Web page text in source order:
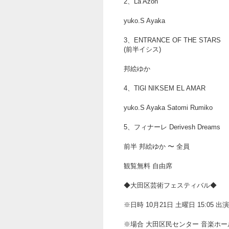
2、La Azon
yuko.S Ayaka
3、ENTRANCE OF THE STARS
(前半イシス)
邦絵ゆか
4、TlGl NIKSEM EL AMAR
yuko.S Ayaka Satomi Rumiko
5、フィナーレ Derivesh Dreams
前半 邦絵ゆか 〜 全員
観覧無料 自由席
◆大田区芸術フェスティバル◆
※日時 10月21日 土曜日 15:05 出
※場合 大田区民センター 音楽ホー